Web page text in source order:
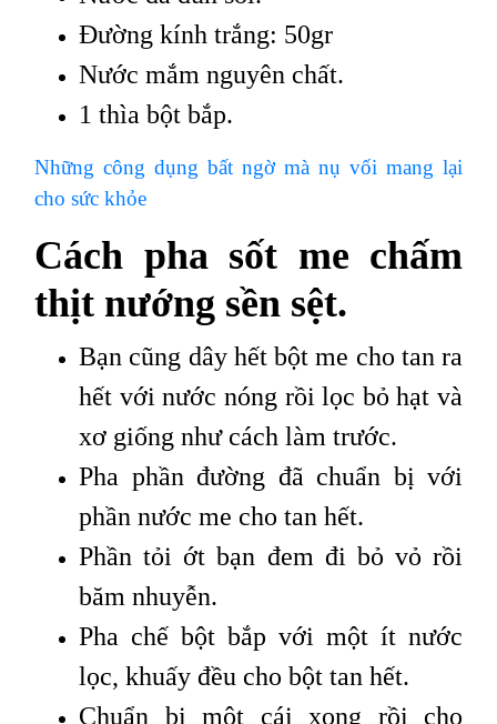
Đường kính trắng: 50gr
Nước mắm nguyên chất.
1 thìa bột bắp.
Những công dụng bất ngờ mà nụ vối mang lại
cho sức khỏe
Cách pha sốt me chấm
thịt nướng sền sệt.
Bạn cũng dây hết bột me cho tan ra
hết với nước nóng rồi lọc bỏ hạt và
xơ giống như cách làm trước.
Pha phần đường đã chuẩn bị với
phần nước me cho tan hết.
Phần tỏi ớt bạn đem đi bỏ vỏ rồi
băm nhuyễn.
Pha chế bột bắp với một ít nước
lọc, khuấy đều cho bột tan hết.
Chuẩn bị một cái xong rồi cho